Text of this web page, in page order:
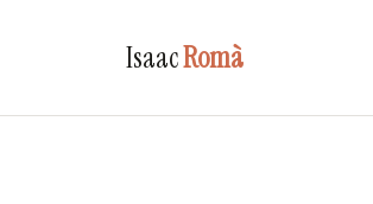
IsaacRomà